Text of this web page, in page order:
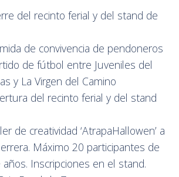
del recinto ferial y del stand de
de convivencia de pendoneros
de fútbol entre Juveniles del
y La Virgen del Camino
del recinto ferial y del stand
de creatividad ‘AtrapaHallowen’ a
Máximo 20 participantes de
Inscripciones en el stand.